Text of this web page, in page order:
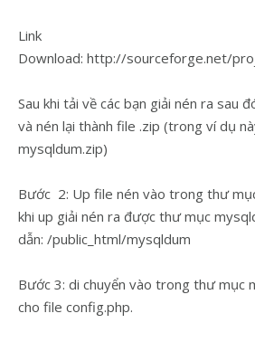
Link
Download: http://sourceforge.net/
Sau khi tải về các bạn giải nén ra sau
và nén lại thành file .zip (trong ví dụ
mysqldum.zip)
Bước 2: Up file nén vào trong thư
khi up giải nén ra được thư mục
dẫn: /public_html/mysqldum
Bước 3: di chuyển vào trong thư mục
cho file config.php.